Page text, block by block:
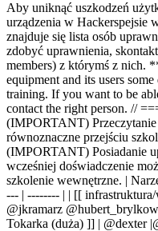
Aby uniknąć uszkodzeń
urządzenia w Hackerspejsie
znajduje się lista osób
zdobyć uprawnienia,
members) z którymś z nich.
equipment and its users
training. If you want to be
contact the right person. //
(IMPORTANT) Przeczytanie
równoznaczne przejściu
(IMPORTANT) Posiadanie
wcześniej doświadczenie
szkolenie wewnętrzne. |
--- | -------- | | [[
@jkramarz
Tokarka (duża) ]] | @dexter |